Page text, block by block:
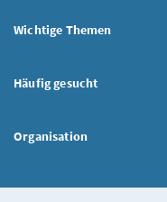
Wichtige Themen
Häufig gesucht
Organisation